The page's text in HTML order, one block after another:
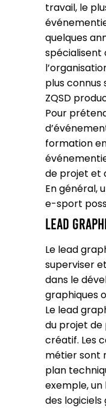
travail, le
quelques
spécialisent
plus connus
ZQSD
Pour
formation
de projet et
En général,
e-sport
Lead
Le lead
superviser
dans le
graphiques
Le lead
du projet
créatif. Les
métier sont
plan
exemple,
des logiciels